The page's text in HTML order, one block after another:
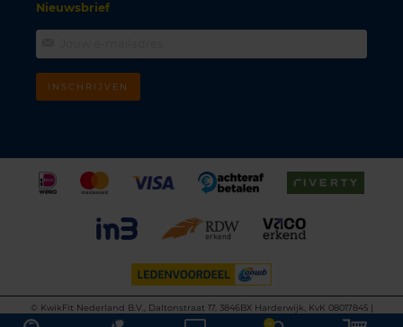
Nieuwsbrief
INSCHRIJVEN
©
KwikFit Nederland B.V., Daltonstraat 17, 3846BX Harderwijk, KvK 08017845 |
Algemene voorwaarden
Privacyverklaring Cookiebeleid Disclaimer